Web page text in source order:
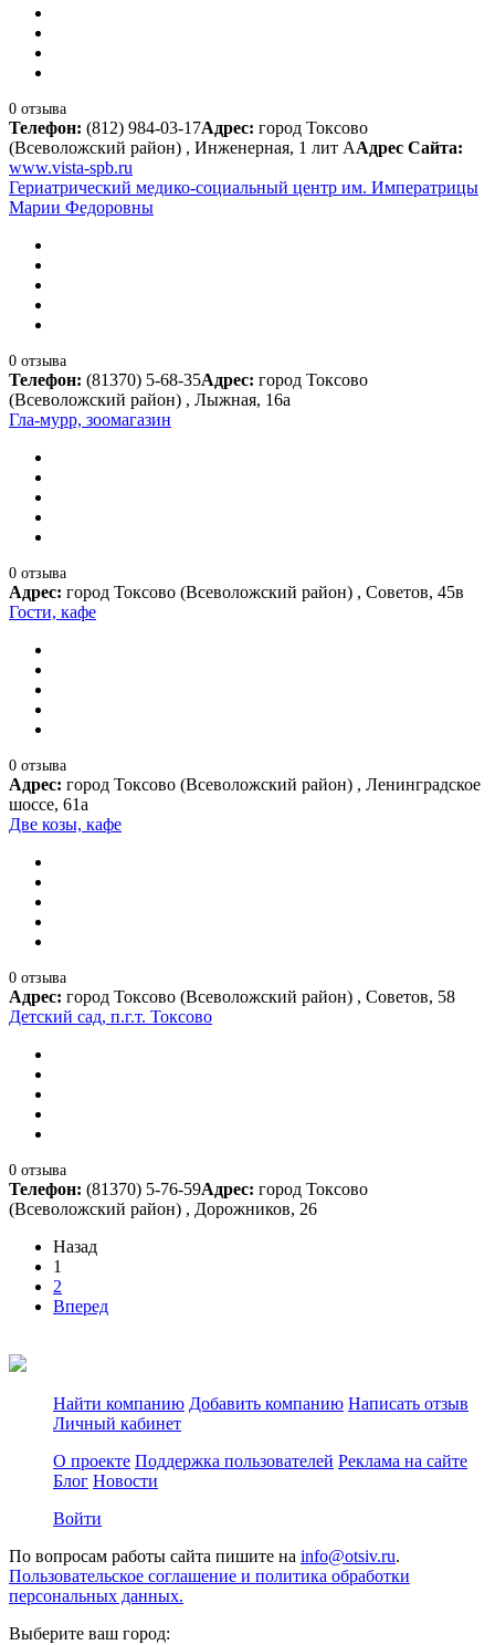
0 отзыва
Телефон: (812) 984-03-17Адрес: город Токсово
(Всеволожский район) , Инженерная, 1 лит ААдрес Сайта:
www.vista-spb.ru
Гериатрический медико-социальный центр им. Императрицы
Марии Федоровны
0 отзыва
Телефон: (81370) 5-68-35Адрес: город Токсово
(Всеволожский район) , Лыжная, 16а
Гла-мурр, зоомагазин
0 отзыва
Адрес: город Токсово (Всеволожский район) , Советов, 45в
Гости, кафе
0 отзыва
Адрес: город Токсово (Всеволожский район) , Ленинградское
шоссе, 61а
Две козы, кафе
0 отзыва
Адрес: город Токсово (Всеволожский район) , Советов, 58
Детский сад, п.г.т. Токсово
0 отзыва
Телефон: (81370) 5-76-59Адрес: город Токсово
(Всеволожский район) , Дорожников, 26
Назад
1
2
Вперед
Найти компанию Добавить компанию Написать отзыв
Личный кабинет
О проекте Поддержка пользователей Реклама на сайте
Блог Новости
Войти
По вопросам работы сайта пишите на info@otsiv.ru.
Пользовательское соглашение и политика обработки
персональных данных.
Выберите ваш город: